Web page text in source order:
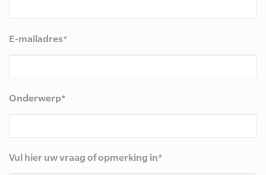
E-mailadres*
Onderwerp*
Vul hier uw vraag of opmerking in*